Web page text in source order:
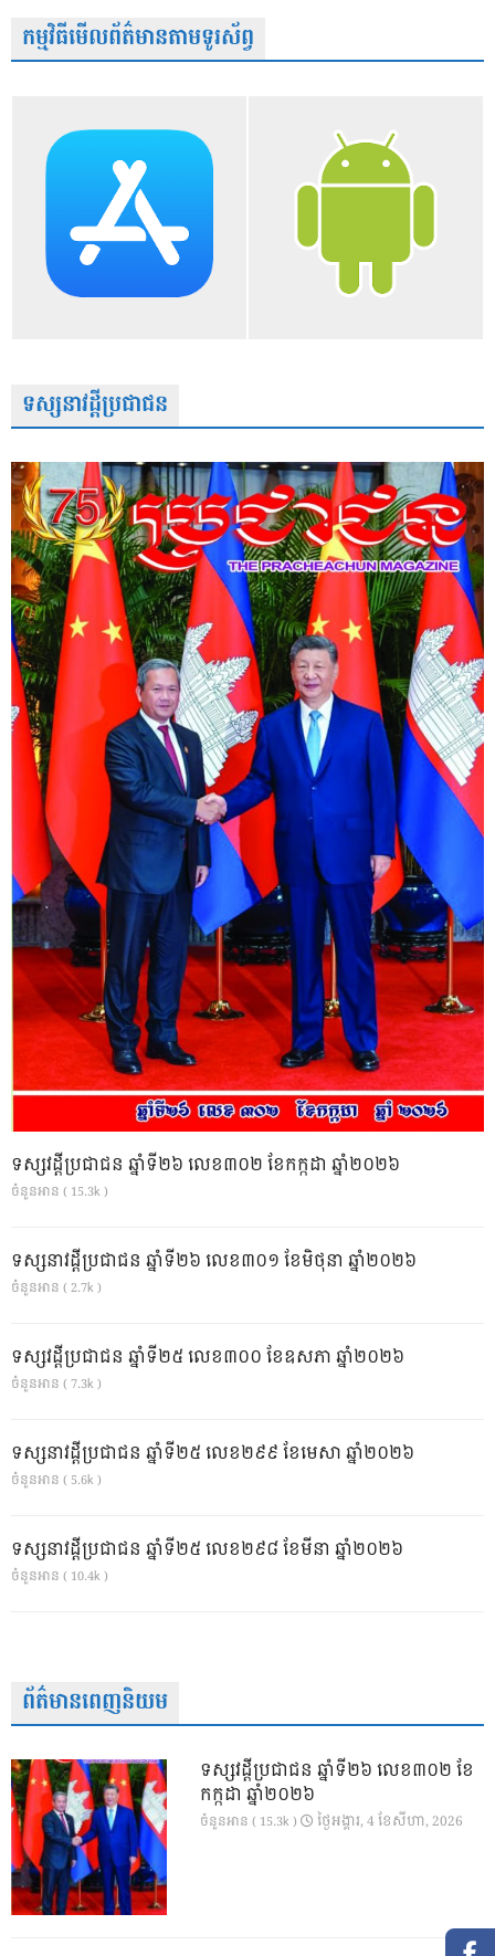
កម្មវិធីមើលព័ត៌មានតាមទូរស័ព្វ
ទស្សនាវដ្តីប្រជាជន
ទស្សវដ្តីប្រជាជន ឆ្នាំទី២៦ លេខ៣០២ ខែកក្កដា ឆ្នាំ២០២៦
ចំនួនអាន ( 15.3k )
ទស្សនាវដ្ដីប្រជាជន ឆ្នាំទី២៦ លេខ៣០១ ខែមិថុនា ឆ្នាំ២០២៦
ចំនួនអាន ( 2.7k )
ទស្សវដ្តីប្រជាជន ឆ្នាំទី២៥ លេខ៣០០ ខែឧសភា ឆ្នាំ២០២៦
ចំនួនអាន ( 7.3k )
ទស្សនាវដ្ដីប្រជាជន ឆ្នាំទី២៥ លេខ២៩៩ ខែមេសា ឆ្នាំ២០២៦
ចំនួនអាន ( 5.6k )
ទស្សនាវដ្ដីប្រជាជន ឆ្នាំទី២៥ លេខ២៩៨ ខែមីនា ឆ្នាំ២០២៦
ចំនួនអាន ( 10.4k )
ព័ត៌មានពេញនិយម
ទស្សវដ្តីប្រជាជន ឆ្នាំទី២៦ លេខ៣០២ ខែ
កក្កដា ឆ្នាំ២០២៦
ចំនួនអាន ( 15.3k ) ថ្ងៃ​អង្គារ, 4 ខែ​សីហា, 2026